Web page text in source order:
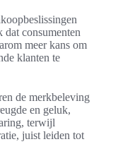
consumenten
meer kans om
klanten te
de merkbeleving
en geluk,
terwijl
juist leiden tot